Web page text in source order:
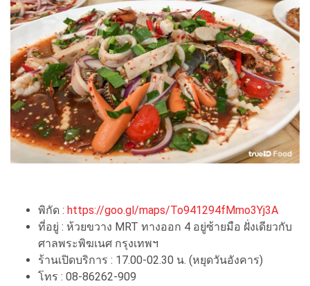
พิกัด : https://goo.gl/maps/To941294fMmo3Yj3A
ที่อยู่ : ห้วยขวาง MRT ทางออก 4 อยู่ซ้ายมือ ฝั่งเดียวกับ
ศาลพระพิฆเนศ กรุงเทพฯ
ร้านเปิดบริการ : 17.00-02.30 น. (หยุดวันอังคาร)
โทร : 08-86262-909